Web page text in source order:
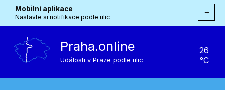
Mobilní aplikace
Nastavte si notifikace podle ulic
→
Praha.online
Události v Praze podle ulic
26
°C